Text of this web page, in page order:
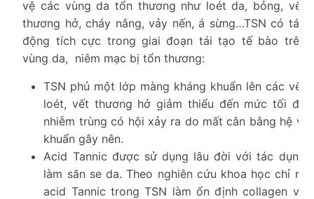
vệ các vùng da tổn thương như loét da, bỏng, vết
thương hở, cháy nắng, vảy nến, á sừng…TSN có tác
động tích cực trong giai đoạn tái tạo tế bào trên
vùng da, niêm mạc bị tổn thương:
TSN phủ một lớp màng kháng khuẩn lên các vết
loét, vết thương hở giảm thiểu đến mức tối đa
nhiễm trùng có hội xảy ra do mất cân bằng hệ vi
khuẩn gây nên.
Acid Tannic được sử dụng lâu đời với tác dụng
làm săn se da. Theo nghiên cứu khoa học chỉ ra
acid Tannic trong TSN làm ổn định collagen và